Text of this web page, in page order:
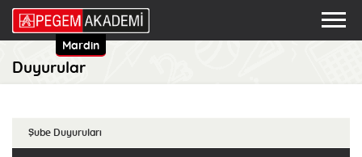
Mardin
Duyurular
Şube Duyuruları